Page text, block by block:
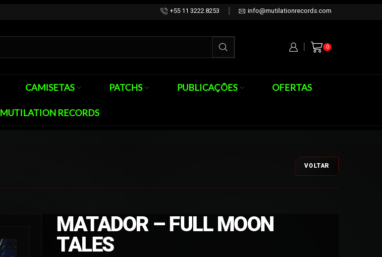
+55 11 3222.8253 info@mutilationrecords.com
0
CAMISETAS PATCHS PUBLICAÇÕES OFERTAS
MUTILATION RECORDS
VOLTAR
MATADOR – FULL MOON
TALES